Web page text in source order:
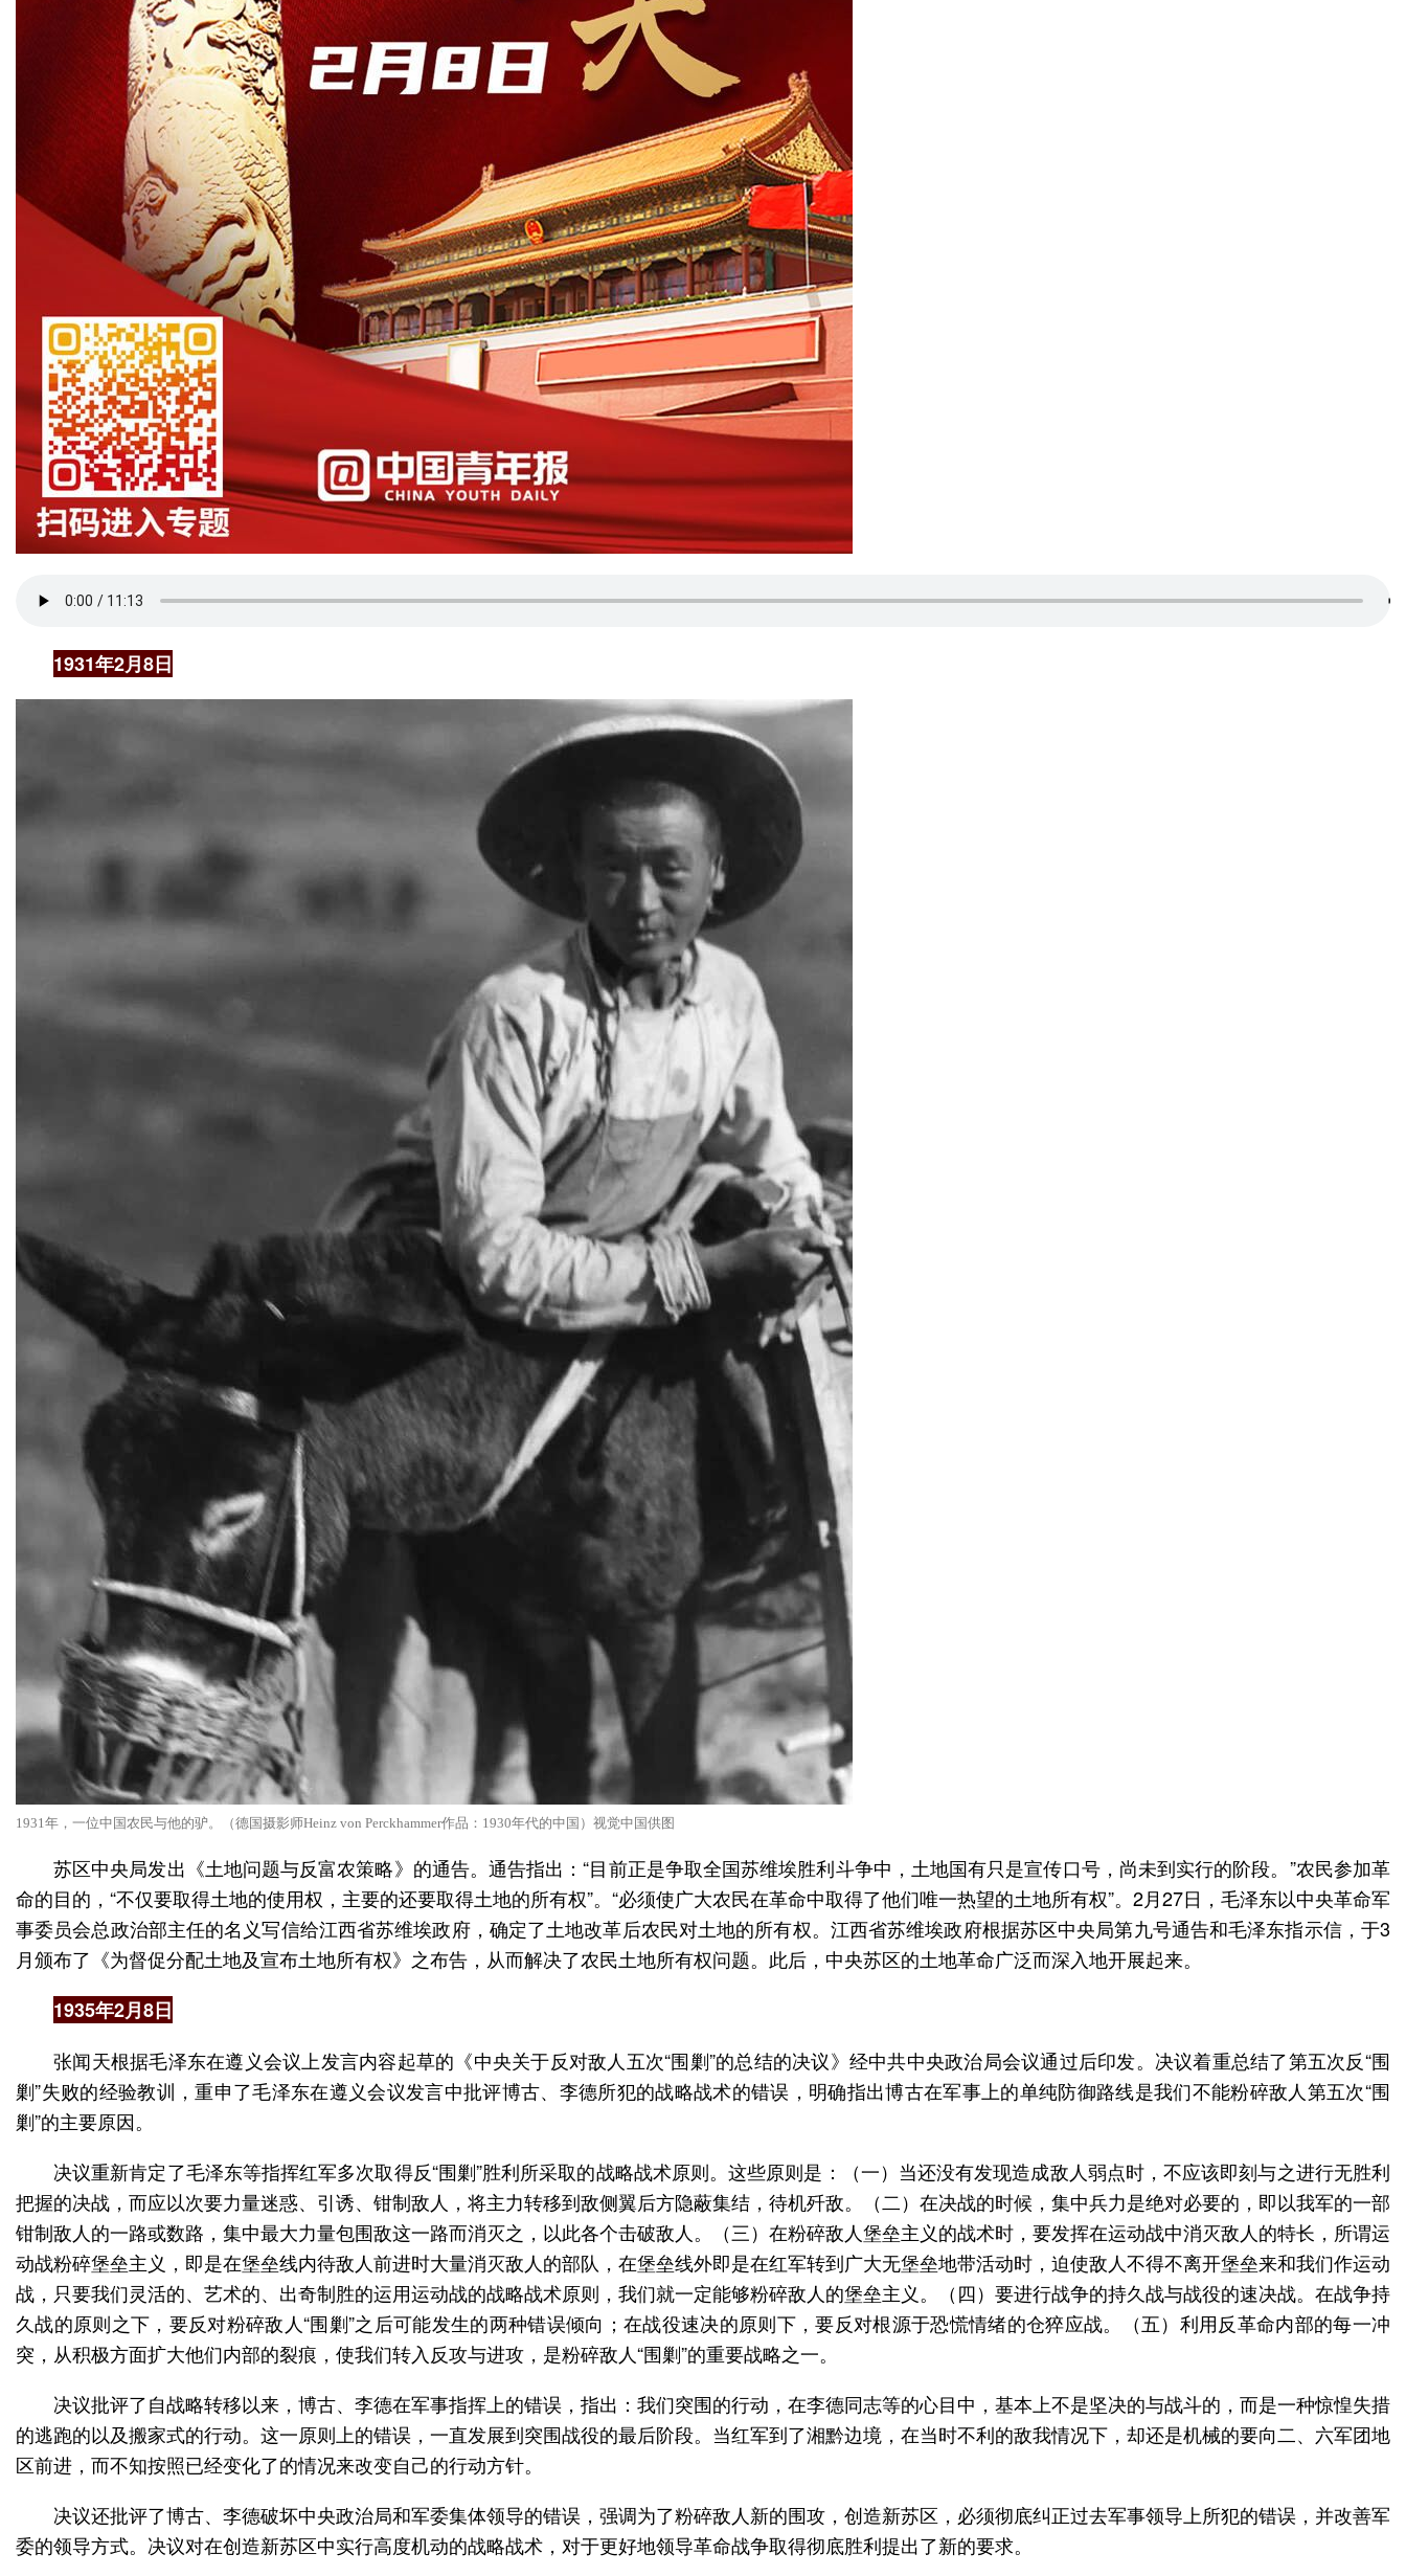
1931年2月8日
1931年，一位中国农民与他的驴。（德国摄影师Heinz von Perckhammer作品：1930年代的中国）视觉中国供图
苏区中央局发出《土地问题与反富农策略》的通告。通告指出：“目前正是争取全国苏维埃胜利斗争中，土地国有只是宣传口号，尚未到实行的阶段。”农民参加革
命的目的，“不仅要取得土地的使用权，主要的还要取得土地的所有权”。“必须使广大农民在革命中取得了他们唯一热望的土地所有权”。2月27日，毛泽东以中央革命军
事委员会总政治部主任的名义写信给江西省苏维埃政府，确定了土地改革后农民对土地的所有权。江西省苏维埃政府根据苏区中央局第九号通告和毛泽东指示信，于3
月颁布了《为督促分配土地及宣布土地所有权》之布告，从而解决了农民土地所有权问题。此后，中央苏区的土地革命广泛而深入地开展起来。
1935年2月8日
张闻天根据毛泽东在遵义会议上发言内容起草的《中央关于反对敌人五次“围剿”的总结的决议》经中共中央政治局会议通过后印发。决议着重总结了第五次反“围
剿”失败的经验教训，重申了毛泽东在遵义会议发言中批评博古、李德所犯的战略战术的错误，明确指出博古在军事上的单纯防御路线是我们不能粉碎敌人第五次“围
剿”的主要原因。
决议重新肯定了毛泽东等指挥红军多次取得反“围剿”胜利所采取的战略战术原则。这些原则是：（一）当还没有发现造成敌人弱点时，不应该即刻与之进行无胜利
把握的决战，而应以次要力量迷惑、引诱、钳制敌人，将主力转移到敌侧翼后方隐蔽集结，待机歼敌。（二）在决战的时候，集中兵力是绝对必要的，即以我军的一部
钳制敌人的一路或数路，集中最大力量包围敌这一路而消灭之，以此各个击破敌人。（三）在粉碎敌人堡垒主义的战术时，要发挥在运动战中消灭敌人的特长，所谓运
动战粉碎堡垒主义，即是在堡垒线内待敌人前进时大量消灭敌人的部队，在堡垒线外即是在红军转到广大无堡垒地带活动时，迫使敌人不得不离开堡垒来和我们作运动
战，只要我们灵活的、艺术的、出奇制胜的运用运动战的战略战术原则，我们就一定能够粉碎敌人的堡垒主义。（四）要进行战争的持久战与战役的速决战。在战争持
久战的原则之下，要反对粉碎敌人“围剿”之后可能发生的两种错误倾向；在战役速决的原则下，要反对根源于恐慌情绪的仓猝应战。（五）利用反革命内部的每一冲
突，从积极方面扩大他们内部的裂痕，使我们转入反攻与进攻，是粉碎敌人“围剿”的重要战略之一。
决议批评了自战略转移以来，博古、李德在军事指挥上的错误，指出：我们突围的行动，在李德同志等的心目中，基本上不是坚决的与战斗的，而是一种惊惶失措
的逃跑的以及搬家式的行动。这一原则上的错误，一直发展到突围战役的最后阶段。当红军到了湘黔边境，在当时不利的敌我情况下，却还是机械的要向二、六军团地
区前进，而不知按照已经变化了的情况来改变自己的行动方针。
决议还批评了博古、李德破坏中央政治局和军委集体领导的错误，强调为了粉碎敌人新的围攻，创造新苏区，必须彻底纠正过去军事领导上所犯的错误，并改善军
委的领导方式。决议对在创造新苏区中实行高度机动的战略战术，对于更好地领导革命战争取得彻底胜利提出了新的要求。